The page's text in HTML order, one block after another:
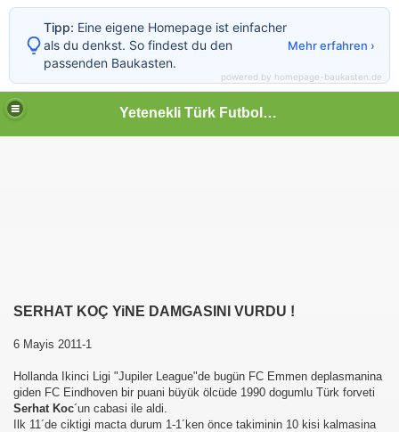
Yetenekli Türk Futbolcular
SERHAT KOÇ YiNE DAMGASINI VURDU !
6 Mayis 2011-1
Hollanda Ikinci Ligi "Jupiler League"de bugün FC Emmen deplasmanina
giden FC Eindhoven bir puani büyük ölcüde 1990 dogumlu Türk forveti
Serhat Koc´un cabasi ile aldi.
Ilk 11´de ciktigi macta durum 1-1´ken önce takiminin 10 kisi kalmasina
Tipp: Eine eigene Homepage ist einfacher
als du denkst. So findest du den
passenden Baukasten.
Mehr erfahren ›
powered by homepage-baukasten.de